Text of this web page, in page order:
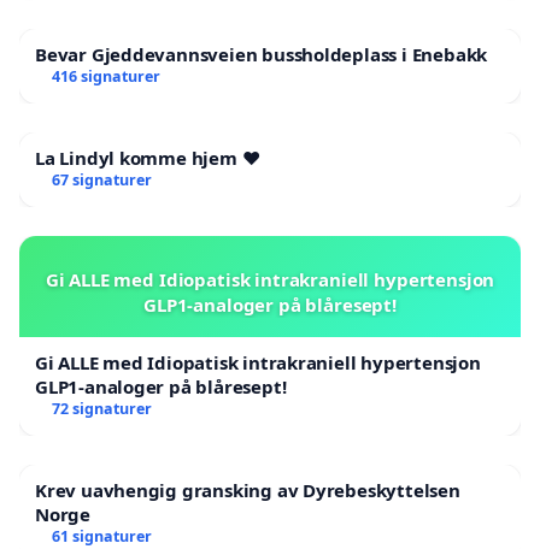
Bevar Gjeddevannsveien bussholdeplass i Enebakk
416 signaturer
La Lindyl komme hjem ❤️
67 signaturer
Gi ALLE med Idiopatisk intrakraniell hypertensjon
GLP1-analoger på blåresept!
Gi ALLE med Idiopatisk intrakraniell hypertensjon
GLP1-analoger på blåresept!
72 signaturer
Krev uavhengig gransking av Dyrebeskyttelsen
Norge
61 signaturer